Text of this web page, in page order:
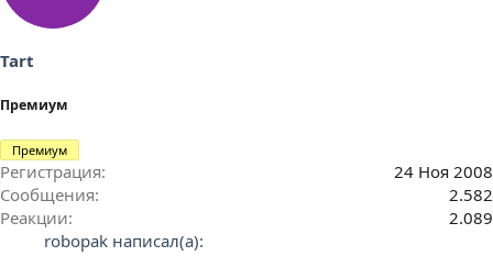
Tart
Премиум
Премиум
Регистрация
24 Ноя 2008
Сообщения
2.582
Реакции
2.089
robopak написал(а):